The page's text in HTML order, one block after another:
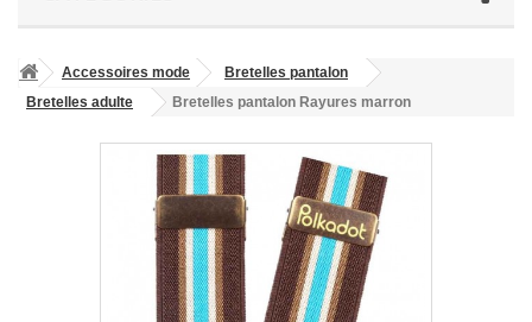
Accessoires mode
Bretelles pantalon
Bretelles adulte
Bretelles pantalon Rayures marron